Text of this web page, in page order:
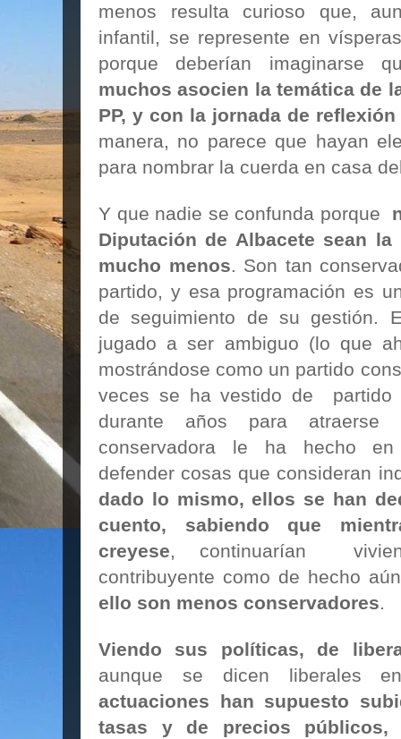
menos resulta curioso que,
infantil, se represente en
porque deberían imaginarse
muchos asocien la temática de
PP, y con la jornada de
manera, no parece que hayan
para nombrar la cuerda en casa
Y que nadie se confunda porque
Diputación de Albacete sean
mucho menos. Son tan
partido, y esa programación es
de seguimiento de su gestión.
jugado a ser ambiguo (lo que
mostrándose como un partido
veces se ha vestido de partido
durante años para
conservadora le ha hecho
defender cosas que consideran
dado lo mismo, ellos se han
cuento, sabiendo que
creyese, continuarían
contribuyente como de hecho
ello son menos conservadores.
Viendo sus políticas, de
aunque se dicen liberales
actuaciones han supuesto
tasas y de precios públicos,